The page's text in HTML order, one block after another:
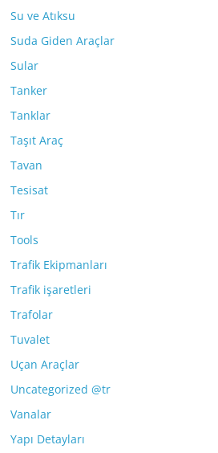
Su ve Atıksu
Suda Giden Araçlar
Sular
Tanker
Tanklar
Taşıt Araç
Tavan
Tesisat
Tır
Tools
Trafik Ekipmanları
Trafik işaretleri
Trafolar
Tuvalet
Uçan Araçlar
Uncategorized @tr
Vanalar
Yapı Detayları